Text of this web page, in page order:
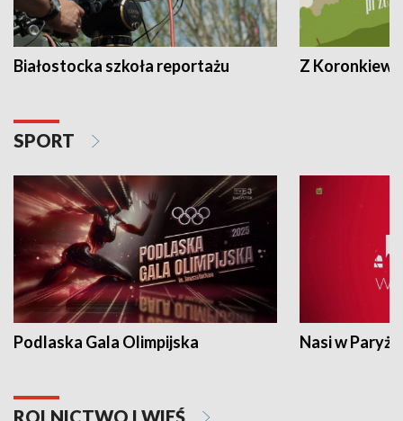
Białostocka szkoła reportażu Z
SPORT
Podlaska Gala Olimpijska Nasi w Paryżu